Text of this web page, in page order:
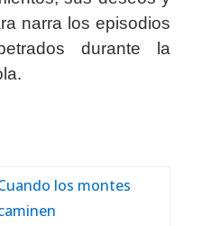
narra los episodios
durante la
los montes